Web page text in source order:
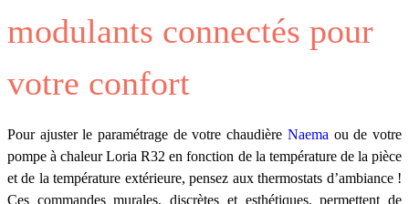
modulants connectés pour
votre confort
Pour ajuster le paramétrage de votre chaudière Naema ou de votre
pompe à chaleur Loria R32 en fonction de la température de la pièce
et de la température extérieure, pensez aux thermostats d’ambiance !
Ces commandes murales, discrètes et esthétiques, permettent de